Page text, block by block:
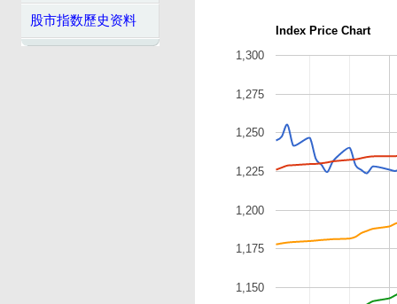
股市指数歷史资料
Index Price Chart
1,150
1,175
1,200
1,225
1,250
1,275
1,300